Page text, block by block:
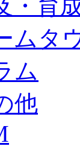
（ナラディーア
ー募集
念
ビリティ
支援
ェクト
・育
ムタ
ム
他